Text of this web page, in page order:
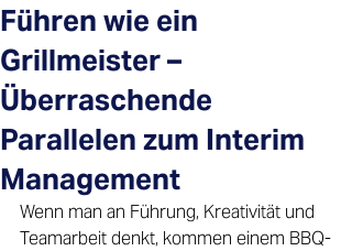
Führen wie ein
Grillmeister –
Überraschende
Parallelen zum Interim
Management
Wenn man an Führung, Kreativität und
Teamarbeit denkt, kommen einem BBQ-